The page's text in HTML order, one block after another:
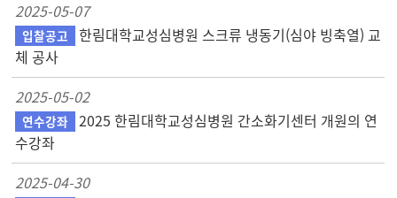
2025-05-07
입찰공고
한림대학교성심병원 스크류 냉동기(심야 빙축열) 교
체 공사
2025-05-02
연수강좌
2025 한림대학교성심병원 간소화기센터 개원의 연
수강좌
2025-04-30